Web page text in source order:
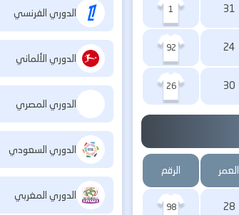
31
1
24
92
30
26
العمر الرقم
28
98
الدوري الفرنسي
الدوري الألماني
الدوري المصري
الدوري السعودي
الدوري المغربي